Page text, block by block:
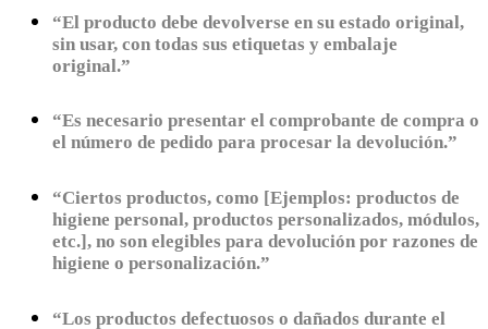
“El producto debe devolverse en su estado original,
sin usar, con todas sus etiquetas y embalaje
original.”
“Es necesario presentar el comprobante de compra o
el número de pedido para procesar la devolución.”
“Ciertos productos, como [Ejemplos: productos de
higiene personal, productos personalizados, módulos,
etc.], no son elegibles para devolución por razones de
higiene o personalización.”
“Los productos defectuosos o dañados durante el